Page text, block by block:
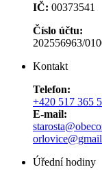
IČ: 00373541
Číslo účtu:
202556963/
Kontakt
Telefon:
+420 517 365
E-mail:
Úřední hodiny